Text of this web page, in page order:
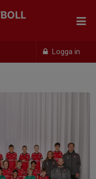
Logga in